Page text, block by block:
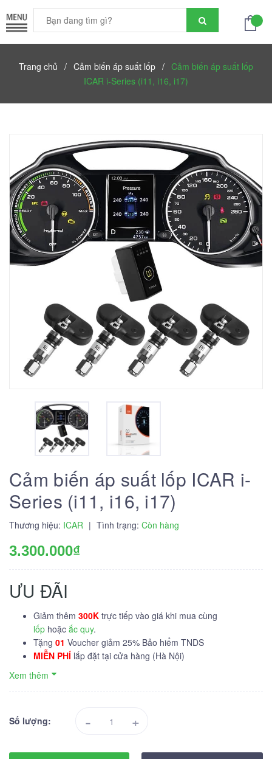
Trang chủ / Cảm biến áp suất lốp / Cảm biến áp suất lốp
ICAR i-Series (i11, i16, i17)
Cảm biến áp suất lốp ICAR i-
Series (i11, i16, i17)
Thương hiệu: ICAR | Tình trạng: Còn hàng
3.300.000₫
ƯU ĐÃI
Giảm thêm 300K trực tiếp vào giá khi mua cùng
lốp hoặc ắc quy.
Tặng 01 Voucher giảm 25% Bảo hiểm TNDS
MIỄN PHÍ lắp đặt tại cửa hàng (Hà Nội)
Xem thêm
Số lượng: - +